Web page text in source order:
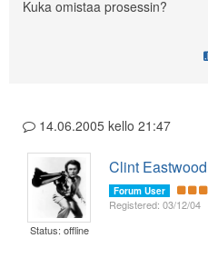
Kuka omistaa prosessin?
14.06.2005 kello 21:47
Status: offline
Clint Eastwood
Forum User
Registered: 03/12/04